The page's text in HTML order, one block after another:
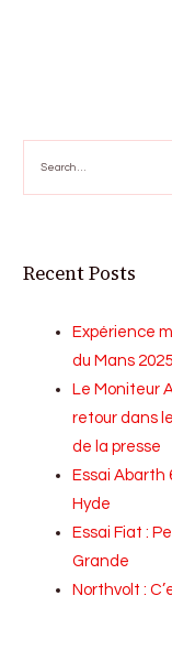
for:
Recent Posts
Expérience
du Mans 2025
Le Moniteur
retour dans
de la presse
Essai Abarth
Hyde
Essai Fiat :
Grande
Northvolt :